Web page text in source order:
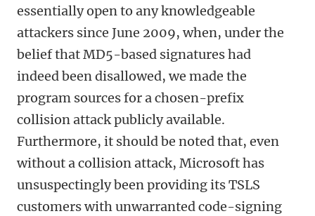
essentially open to any knowledgeable
attackers since June 2009, when, under the
belief that MD5-based signatures had
indeed been disallowed, we made the
program sources for a chosen-prefix
collision attack publicly available.
Furthermore, it should be noted that, even
without a collision attack, Microsoft has
unsuspectingly been providing its TSLS
customers with unwarranted code-signing